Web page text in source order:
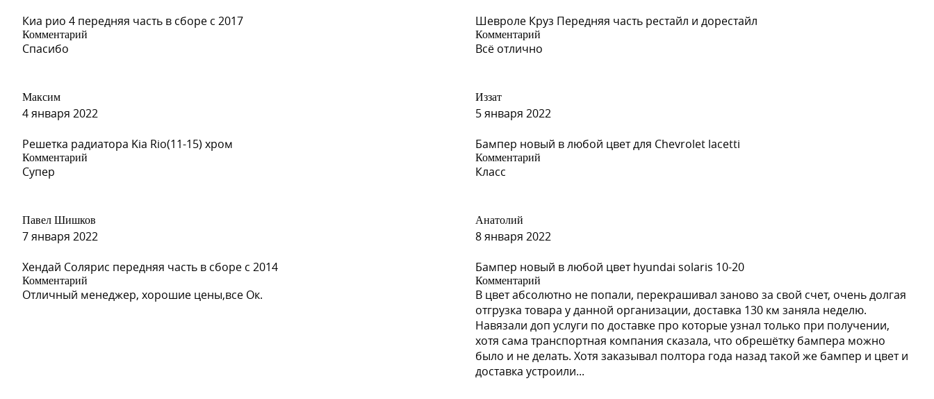
Киа рио 4 передняя часть в сборе с 2017
Комментарий
Спасибо
Шевроле Круз Передняя часть рестайл и дорестайл
Комментарий
Всё отлично
Максим
4 января 2022
Решетка радиатора Kia Rio(11-15) хром
Комментарий
Супер
Иззат
5 января 2022
Бампер новый в любой цвет для Chevrolet lacetti
Комментарий
Класс
Павел Шишков
7 января 2022
Хендай Солярис передняя часть в сборе с 2014
Комментарий
Отличный менеджер, хорошие цены,все Ок.
Анатолий
8 января 2022
Бампер новый в любой цвет hyundai solaris 10-20
Комментарий
В цвет абсолютно не попали, перекрашивал заново за свой счет, очень долгая
отгрузка товара у данной организации, доставка 130 км заняла неделю.
Навязали доп услуги по доставке про которые узнал только при получении,
хотя сама транспортная компания сказала, что обрешётку бампера можно
было и не делать. Хотя заказывал полтора года назад такой же бампер и цвет и
доставка устроили...